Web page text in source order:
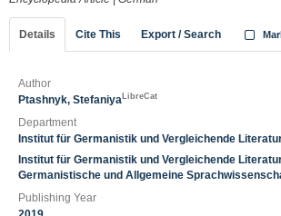
Details Cite This Export / Search
Author
Ptashnyk, Stefaniya LibreCat
Department
Institut für Germanistik und Vergleichende
Institut für Germanistik und Vergleichende
Germanistische und Allgemeine
Publishing Year